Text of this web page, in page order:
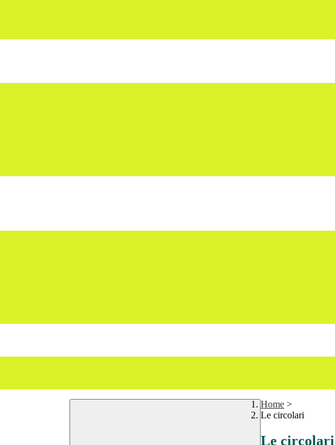
Home >
Le circolari
Le circolari